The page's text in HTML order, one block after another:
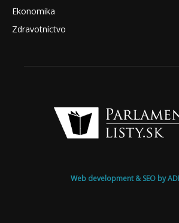
Ekonomika
Zdravotníctvo
Web development & SEO by